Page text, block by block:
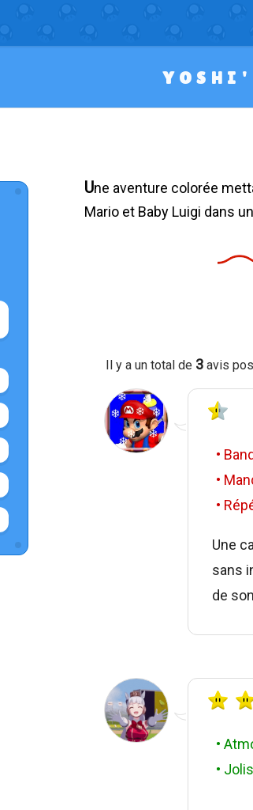
Une aventure colorée mettant en vedette Yoshi, où les joueurs aident le célèbre dinosaure à sauver Baby
Mario et Baby Luigi dans
Il y a un total de 3avis
•
•
•
Une
sans
de
•
•